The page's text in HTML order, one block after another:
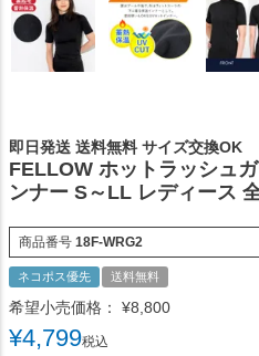
即日発送 送料無料 サイズ交換OK
FELLOW ホットラッシュ
ンナー S～LL レディース
商品番号 18F-WRG2
ネコポス優先 送料無料
希望小売価格： ¥8,800
¥4,799税込